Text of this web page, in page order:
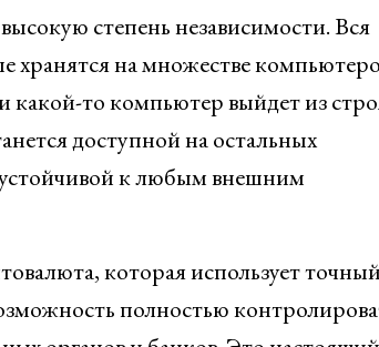
степень независимости. Вся
хранятся на множестве
какой-то компьютер выйдет из
доступной на остальных
к любым внешним
которая использует
полностью